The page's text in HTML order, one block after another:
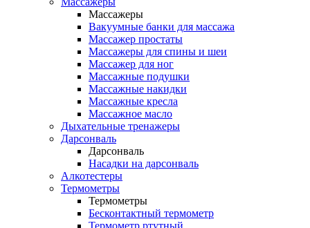
Массажеры
Вакуумные банки для массажа
Массажер простаты
Массажеры для спины и шеи
Массажер для ног
Массажные подушки
Массажные накидки
Массажные кресла
Массажное масло
Дыхательные тренажеры
Дарсонваль
Дарсонваль
Насадки на дарсонваль
Алкотестеры
Термометры
Термометры
Бесконтактный термометр
Термометр ртутный